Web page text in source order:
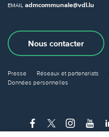
EMAIL admcommunale@vdl.lu
Nous contacter
Presse Réseaux et partenariats
Données personnelles